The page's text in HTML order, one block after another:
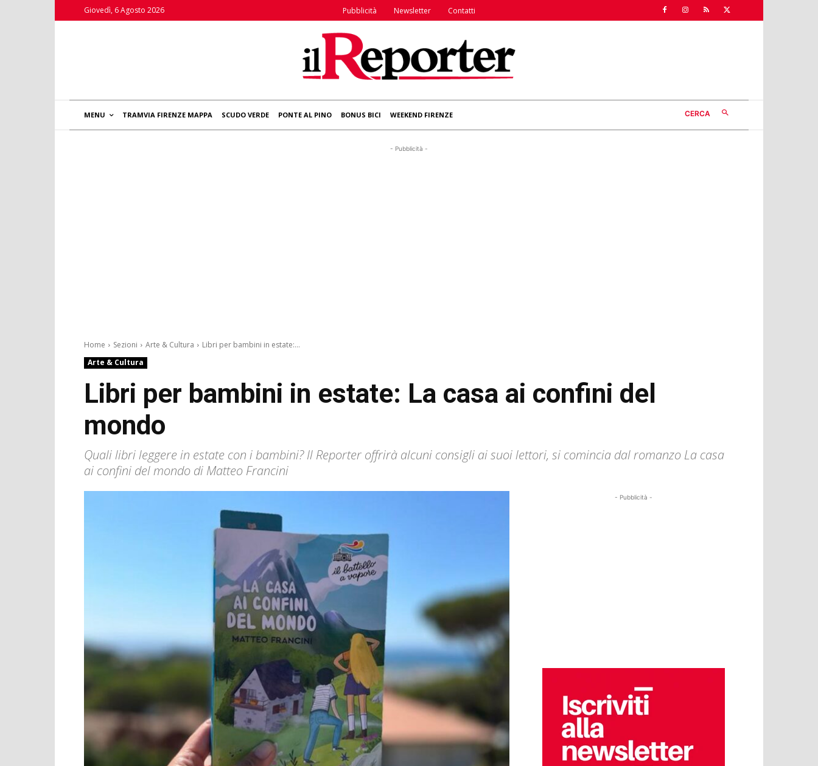
Giovedì, 6 Agosto 2026 Pubblicità Newsletter Contatti
MENU TRAMVIA FIRENZE MAPPA SCUDO VERDE PONTE AL PINO BONUS BICI WEEKEND FIRENZE CERCA
- Pubblicità -
Home Sezioni Arte & Cultura
Libri per bambini in estate:...
Arte & Cultura
Libri per bambini in estate: La casa ai confini del
mondo
Quali libri leggere in estate con i bambini? Il Reporter offrirà alcuni consigli ai suoi lettori, si comincia dal romanzo La casa
ai confini del mondo di Matteo Francini
- Pubblicità -